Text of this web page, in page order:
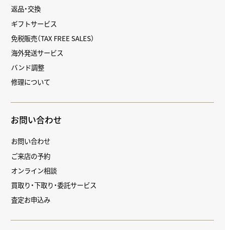
返品・交換
ギフトサービス
免税販売（TAX FREE SALES）
海外発送サービス
バンド調整
修理について
お問い合わせ
お問い合わせ
ご来店の予約
オンライン相談
買取り・下取り・委託サービス
査定お申込み